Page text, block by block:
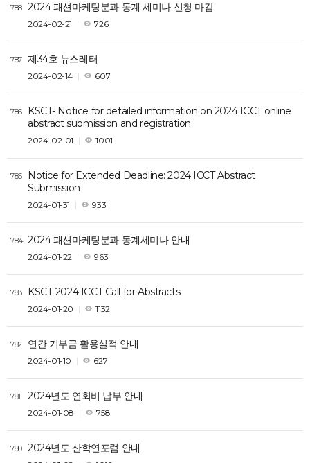
788 2024 패션마케팅분과 동계 세미나 신청 마감
2024-02-21 726
787 제34호 뉴스레터
2024-02-14 607
786
KSCT- Notice for detailed information on 2024 ICCT online
abstract submission and registration
2024-02-01 1001
785
Notice for Extended Deadline: 2024 ICCT Abstract
Submission
2024-01-31 933
784 2024 패션마케팅분과 동계세미나 안내
2024-01-22 963
783 KSCT-2024 ICCT Call for Abstracts
2024-01-20 1132
782 연간 기부금 활용실적 안내
2024-01-10 627
781 2024년도 연회비 납부 안내
2024-01-08 758
780 2024년도 산학연포럼 안내